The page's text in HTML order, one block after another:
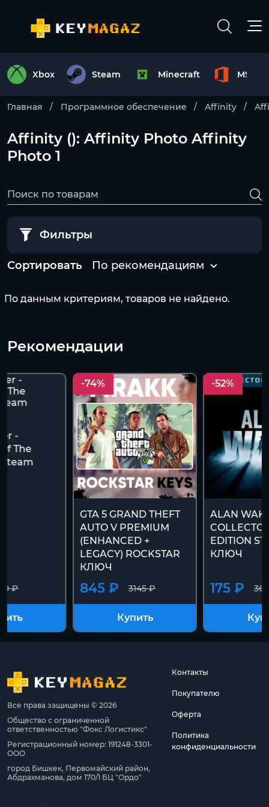
Xbox Steam Minecraft MS
Главная Программное обеспечение Affinity
Affinity (): Affinity Photo Affinity
Photo 1
Фильтры
Сортировать По рекомендациям
По данным критериям, товаров не найдено.
Рекомендации
-
The
₽
-74%
GTA 5 GRAND THEFT
AUTO V PREMIUM
(ENHANCED +
LEGACY) ROCKSTAR
КЛЮЧ
3145 ₽
845 ₽
Купить
-52%
ALAN
EDITION
КЛЮЧ
175 ₽
Все права защищены © 2026
Общество с ограниченной
ответственностью "Фокс Логистикс"
Регистрационный номер: 191248-3301-
ООО
город Бишкек, Первомайский район,
Абдрахманова, дом 170/1 БЦ "Ордо"
Контакты
Покупателю
Оферта
Политика
конфиденциальности